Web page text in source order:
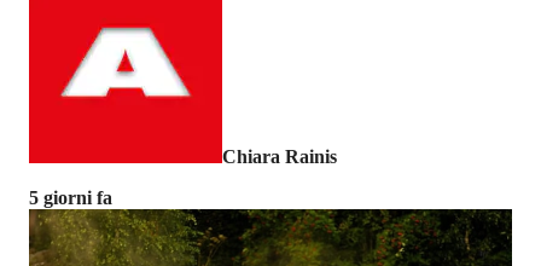
Chiara Rainis
5 giorni fa